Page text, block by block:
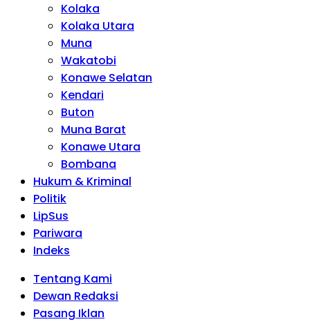
Kolaka
Kolaka Utara
Muna
Wakatobi
Konawe Selatan
Kendari
Buton
Muna Barat
Konawe Utara
Bombana
Hukum & Kriminal
Politik
LipSus
Pariwara
Indeks
Tentang Kami
Dewan Redaksi
Pasang Iklan